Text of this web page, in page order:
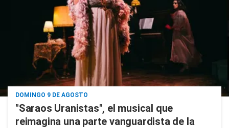
DOMINGO 9 DE AGOSTO
"Saraos Uranistas", el musical que
reimagina una parte vanguardista de la